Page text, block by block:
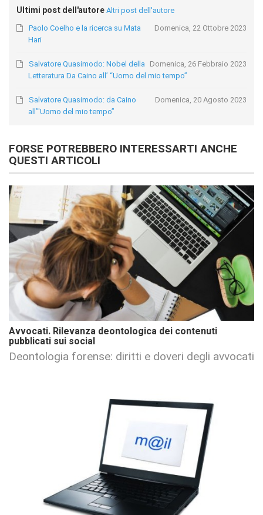
Ultimi post dell'autore Altri post dell'autore
Domenica, 22 Ottobre 2023
Paolo Coelho e la ricerca su Mata
Hari
Domenica, 26 Febbraio 2023
Salvatore Quasimodo: Nobel della
Letteratura Da Caino all’ “Uomo del mio tempo”
Domenica, 20 Agosto 2023
Salvatore Quasimodo: da Caino
all’"Uomo del mio tempo”
FORSE POTREBBERO INTERESSARTI ANCHE
QUESTI ARTICOLI
Avvocati. Rilevanza deontologica dei contenuti
pubblicati sui social
Deontologia forense: diritti e doveri degli avvocati